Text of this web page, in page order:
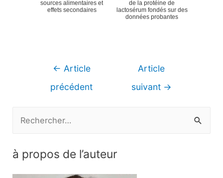
sources alimentaires et
effets secondaires
de la protéine de
lactosérum fondés sur des
données probantes
Navigation
← Article
précédent
Article
suivant →
h
à propos de l’auteur